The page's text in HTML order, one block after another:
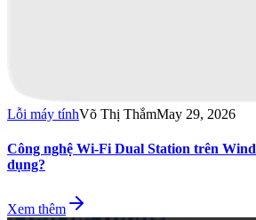
Lỗi máy tínhVõ Thị ThắmMay 29, 2026
Công nghệ Wi-Fi Dual Station trên
dụng?
Xem thêm